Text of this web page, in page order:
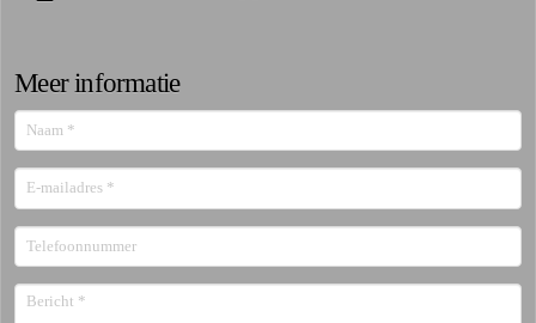
Meer informatie